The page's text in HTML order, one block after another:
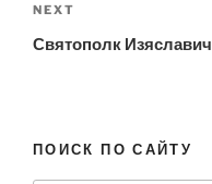
Next
Post
NEXT
Святополк Изяславич
ПОИСК ПО САЙТУ